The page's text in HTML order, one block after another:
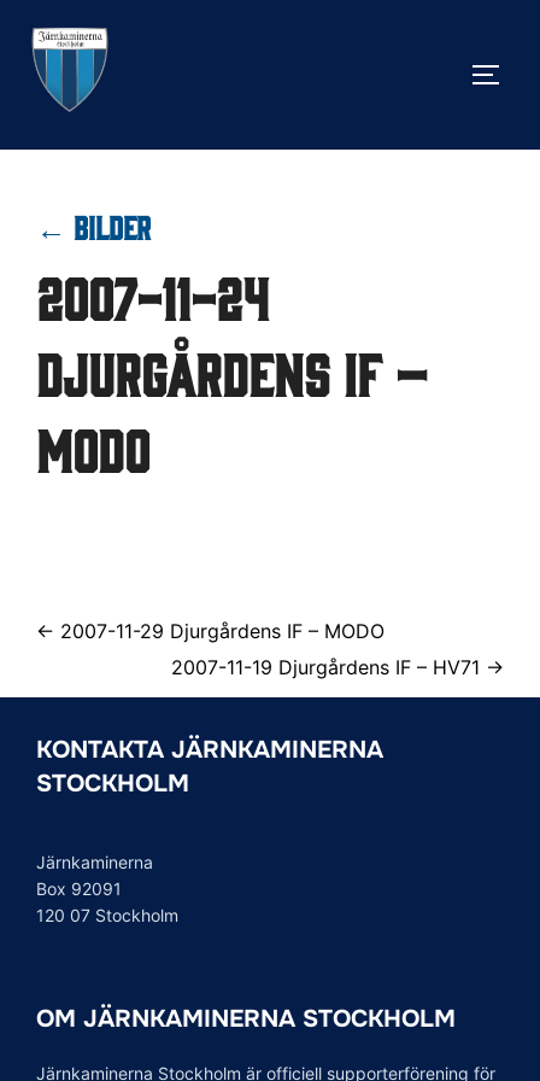
innehåll
← BILDER
2007-11-24
Djurgårdens IF –
MODO
← 2007-11-29 Djurgårdens IF – MODO
2007-11-19 Djurgårdens IF – HV71 →
KONTAKTA JÄRNKAMINERNA
STOCKHOLM
Järnkaminerna
Box 92091
120 07 Stockholm
OM JÄRNKAMINERNA STOCKHOLM
Järnkaminerna Stockholm är officiell supporterförening för